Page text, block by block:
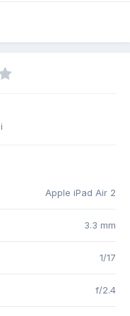
Apple iPad Air 2
3.3 mm
1/17
f/2.4